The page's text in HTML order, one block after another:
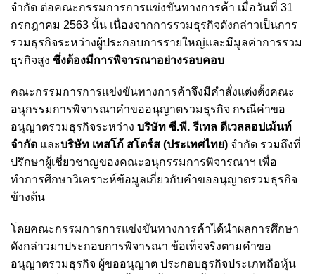
จำกัด ต่อคณะกรรมการการแข่งขันทางการค้า เมื่อวันที่ 31
กรกฎาคม 2563 นั้น เนื่องจากการรวมธุรกิจดังกล่าวเป็นการ
รวมธุรกิจระหว่างผู้ประกอบการรายใหญ่และมีมูลค่าการรวม
ธุรกิจสูง ซึ่งต้องมีการพิจารณาอย่างรอบคอบ
คณะกรรมการการแข่งขันทางการค้าจึงมีคำสั่งแต่งตั้งคณะ
อนุกรรมการพิจารณาคำขออนุญาตรวมธุรกิจ กรณีคำขอ
อนุญาตรวมธุรกิจระหว่าง บริษัท ซี.พี. รีเทล ดีเวลลอปเม้นท์
จำกัด และบริษัท เทสโก้ สโตร์ส (ประเทศไทย) จำกัด รวมถึงที่
ปรึกษาผู้เชี่ยวชาญของคณะอนุกรรมการพิจารณาฯ เพื่อ
ทำการศึกษาวิเคราะห์ข้อมูลเกี่ยวกับคำขออนุญาตรวมธุรกิจ
ข้างต้น
โดยคณะกรรมการการแข่งขันทางการค้าได้นำผลการศึกษา
ดังกล่าวมาประกอบการพิจารณา ข้อเท็จจริงตามคำขอ
อนุญาตรวมธุรกิจ ผู้ขออนุญาต ประกอบธุรกิจประเภทถือหุ้น